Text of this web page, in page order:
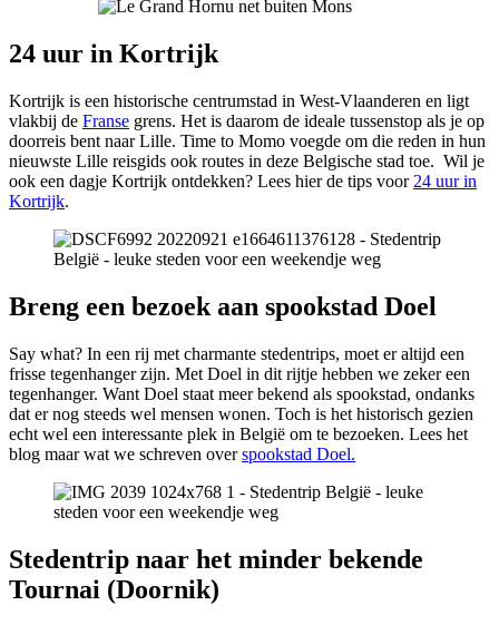
24 uur in Kortrijk
Kortrijk is een historische centrumstad in West-Vlaanderen en ligt
vlakbij de Franse grens. Het is daarom de ideale tussenstop als je op
doorreis bent naar Lille. Time to Momo voegde om die reden in hun
nieuwste Lille reisgids ook routes in deze Belgische stad toe. Wil je
ook een dagje Kortrijk ontdekken? Lees hier de tips voor 24 uur in
Kortrijk.
Breng een bezoek aan spookstad Doel
Say what? In een rij met charmante stedentrips, moet er altijd een
frisse tegenhanger zijn. Met Doel in dit rijtje hebben we zeker een
tegenhanger. Want Doel staat meer bekend als spookstad, ondanks
dat er nog steeds wel mensen wonen. Toch is het historisch gezien
echt wel een interessante plek in België om te bezoeken. Lees het
blog maar wat we schreven overspookstad Doel.
Stedentrip naar het minder bekende
Tournai (Doornik)